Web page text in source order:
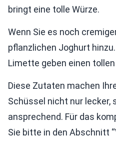
bringt eine tolle Würze.
Wenn Sie es noch
pflanzlichen Joghurt
Limette geben einen
Diese Zutaten machen
Schüssel nicht nur lecker,
ansprechend. Für das
Sie bitte in den Abschnitt